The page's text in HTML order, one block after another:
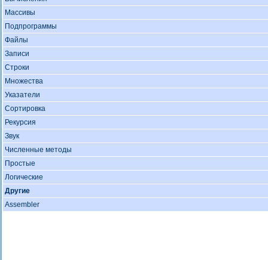
Массивы
Подпрограммы
Файлы
Записи
Строки
Множества
Указатели
Сортировка
Рекурсия
Звук
Численные методы
Простые
Логические
Другие
Assembler